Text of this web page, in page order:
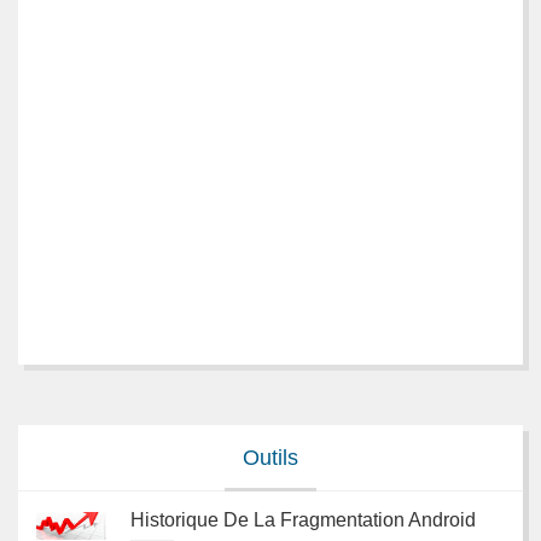
Outils
Historique De La Fragmentation Android